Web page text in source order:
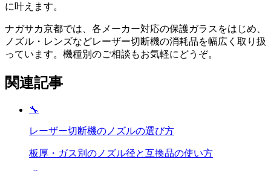
に叶えます。
ナガサカ京都では、各メーカー対応の保護ガラスをはじめ、
ノズル・レンズなどレーザー切断機の消耗品を幅広く取り扱
っています。機種別のご相談もお気軽にどうぞ。
関連記事
🔧
レーザー切断機のノズルの選び方
板厚・ガス別のノズル径と互換品の使い方